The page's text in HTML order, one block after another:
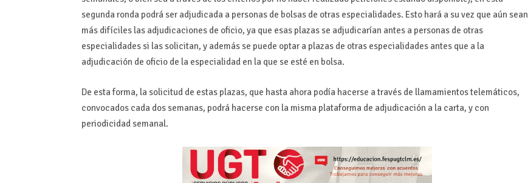
segunda ronda podrá ser adjudicada a personas de bolsas de otras especialidades. Esto hará a su vez que aún sean
más difíciles las adjudicaciones de oficio, ya que esas plazas se adjudicarían antes a personas de otras
especialidades si las solicitan, y además se puede optar a plazas de otras especialidades antes que a la
adjudicación de oficio de la especialidad en la que se esté en bolsa.
De esta forma, la solicitud de estas plazas, que hasta ahora podía hacerse a través de llamamientos telemáticos,
convocados cada dos semanas, podrá hacerse con la misma plataforma de adjudicación a la carta, y con
periodicidad semanal.